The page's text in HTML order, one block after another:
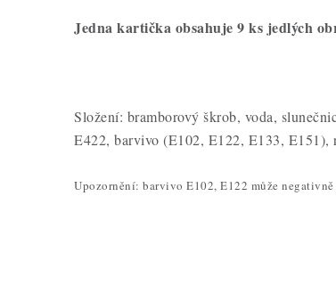
Jedna kartička obsahuje 9 ks jedlých
Složení: bramborový škrob, voda,
E422, barvivo (E102, E122, E133, E151),
Upozornění: barvivo E102, E122 může